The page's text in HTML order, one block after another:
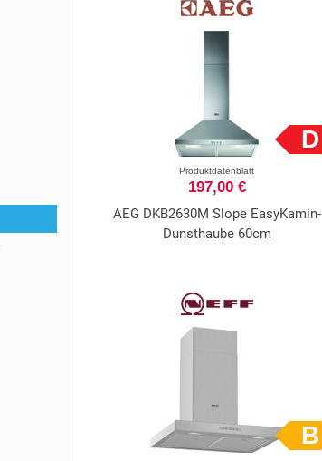
D
Produktdatenblatt
197,00 €
AEG DKB2630M Slope EasyKamin-
Dunsthaube 60cm
B